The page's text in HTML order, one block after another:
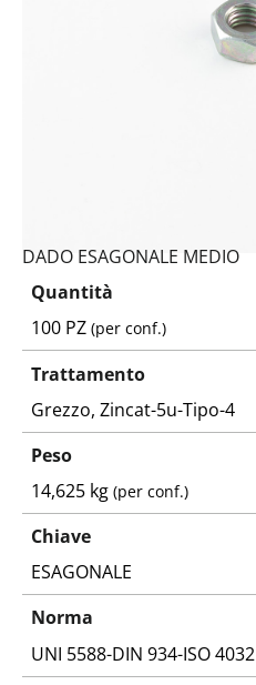
DADO ESAGONALE MEDIO
Quantità
100 PZ(per conf.)
Trattamento
Grezzo, Zincat-5u-Tipo-4
Peso
14,625 kg(per conf.)
Chiave
ESAGONALE
Norma
UNI 5588-DIN 934-ISO 4032